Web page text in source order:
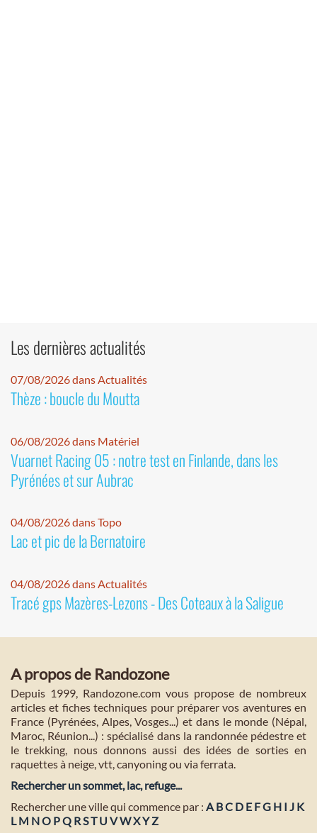
Les dernières actualités
07/08/2026 dans Actualités
Thèze : boucle du Moutta
06/08/2026 dans Matériel
Vuarnet Racing 05 : notre test en Finlande, dans les
Pyrénées et sur Aubrac
04/08/2026 dans Topo
Lac et pic de la Bernatoire
04/08/2026 dans Actualités
Tracé gps Mazères-Lezons - Des Coteaux à la Saligue
A propos de Randozone
Depuis 1999, Randozone.com vous propose de nombreux
articles et fiches techniques pour préparer vos aventures en
France (Pyrénées, Alpes, Vosges...) et dans le monde (Népal,
Maroc, Réunion...) : spécialisé dans la randonnée pédestre et
le trekking, nous donnons aussi des idées de sorties en
raquettes à neige, vtt, canyoning ou via ferrata.
Rechercher un sommet, lac, refuge...
Rechercher une ville qui commence par : A BC D E FG H I J K
L M NO PQ RST U VWXYZ